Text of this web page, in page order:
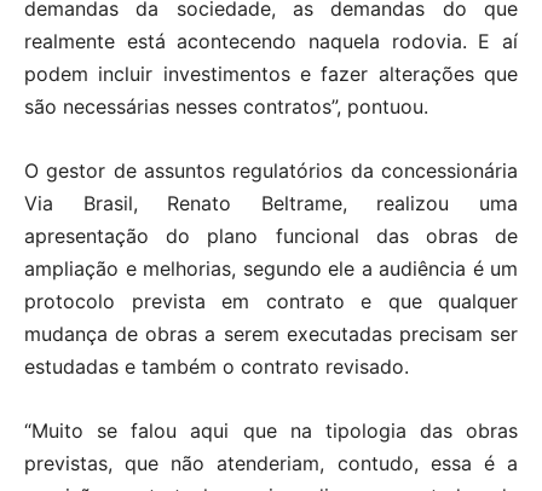
demandas da sociedade, as demandas do que
realmente está acontecendo naquela rodovia. E aí
podem incluir investimentos e fazer alterações que
são necessárias nesses contratos”, pontuou.
O gestor de assuntos regulatórios da concessionária
Via Brasil, Renato Beltrame, realizou uma
apresentação do plano funcional das obras de
ampliação e melhorias, segundo ele a audiência é um
protocolo prevista em contrato e que qualquer
mudança de obras a serem executadas precisam ser
estudadas e também o contrato revisado.
“Muito se falou aqui que na tipologia das obras
previstas, que não atenderiam, contudo, essa é a